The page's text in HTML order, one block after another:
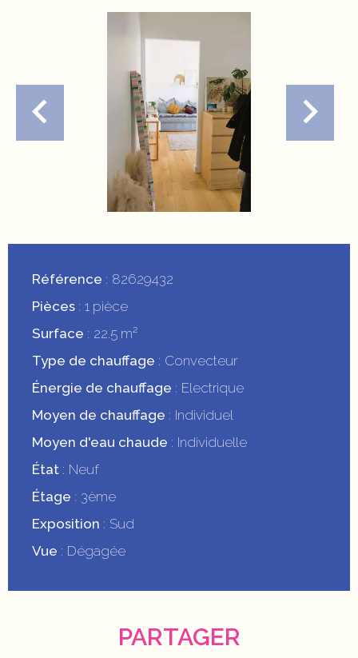
Référence
82629432
Pièces 1 pièce
Surface
22.5 m²
Type de chauffage
Convecteur
Énergie de chauffage
Electrique
Moyen de chauffage
Individuel
Moyen d'eau chaude
Individuelle
État
Neuf
Étage
3ème
Exposition
Sud
Vue
Dégagée
PARTAGER